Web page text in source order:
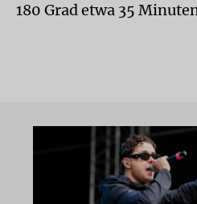
180 Grad etwa 35